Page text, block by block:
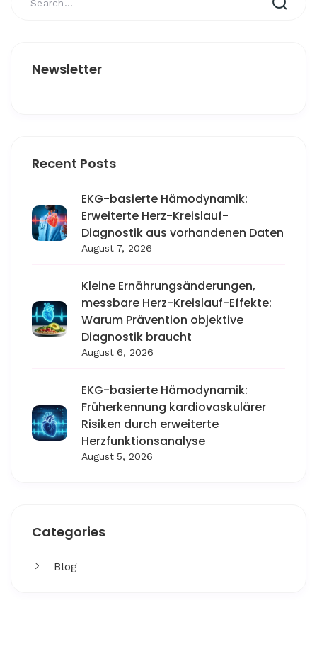
Newsletter
Recent Posts
EKG-basierte Hämodynamik:
Erweiterte Herz-Kreislauf-
Diagnostik aus vorhandenen Daten
August 7, 2026
Kleine Ernährungsänderungen,
messbare Herz-Kreislauf-Effekte:
Warum Prävention objektive
Diagnostik braucht
August 6, 2026
EKG-basierte Hämodynamik:
Früherkennung kardiovaskulärer
Risiken durch erweiterte
Herzfunktionsanalyse
August 5, 2026
Categories
Blog